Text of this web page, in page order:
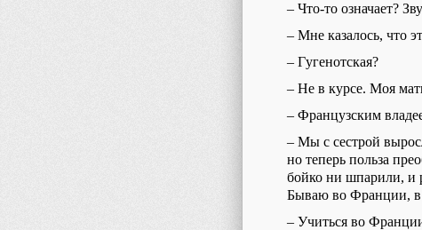
– Что-то означает?
– Мне казалось, что
– Гугенотская?
– Не в курсе. Моя
– Французским
– Мы с сестрой
но теперь польза
бойко ни шпарили, и
Бываю во Франции, в
– Учиться во